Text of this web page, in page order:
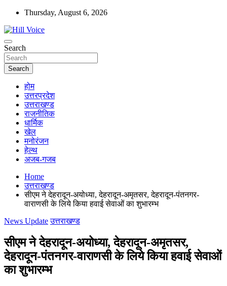
Skip
content
Thursday, August 6, 2026
Hill Voice
न्यूज़ पोर्टल
Search
Search
होम
उत्तरप्रदेश
उत्तराखण्ड
राजनीतिक
धार्मिक
खेल
मनोरंजन
हेल्थ
अजब-गजब
Home
उत्तराखण्ड
सीएम ने देहरादून-अयोध्या, देहरादून-अमृतसर, देहरादून-पंतनगर-
वाराणसी के लिये किया हवाई सेवाओं का शुभारम्भ
News Update उत्तराखण्ड
सीएम ने देहरादून-अयोध्या, देहरादून-अमृतसर,
देहरादून-पंतनगर-वाराणसी के लिये किया हवाई सेवाओं
का शुभारम्भ